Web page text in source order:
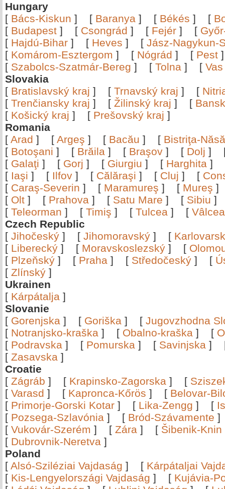
Hungary
[ Bács-Kiskun ] [ Baranya ] [ Békés ] [
[ Budapest ] [ Csongrád ] [ Fejér ] [
[ Hajdú-Bihar ] [ Heves ] [ Jász-Nagykun-
[ Komárom-Esztergom ] [ Nógrád ] [ Pest
[ Szabolcs-Szatmár-Bereg ] [ Tolna ] [ Vas
Slovakia
[ Bratislavský kraj ] [ Trnavský kraj ] [
[ Trenčiansky kraj ] [ Žilinský kraj ] [
[ Košický kraj ] [ Prešovský kraj ]
Romania
[ Arad ] [ Argeş ] [ Bacău ] [ Bistriţa-
[ Botoşani ] [ Brăila ] [ Braşov ] [ Dolj ]
[ Galaţi ] [ Gorj ] [ Giurgiu ] [ Harghita ]
[ Iaşi ] [ Ilfov ] [ Călăraşi ] [ Cluj ] [
[ Caraş-Severin ] [ Maramureş ] [ Mureş
[ Olt ] [ Prahova ] [ Satu Mare ] [ Sibiu
[ Teleorman ] [ Timiş ] [ Tulcea ] [
Czech Republic
[ Jihočeský ] [ Jihomoravský ] [
[ Liberecký ] [ Moravskoslezský ] [
[ Plzeňský ] [ Praha ] [ Středočeský ] [
[ Zlínský ]
Ukrainen
[ Kárpátalja ]
Slovanie
[ Gorenjska ] [ Goriška ] [ Jugovzhodna
[ Notranjsko-kraška ] [ Obalno-kraška ] [
[ Podravska ] [ Pomurska ] [ Savinjska ]
[ Zasavska ]
Croatie
[ Zágráb ] [ Krapinsko-Zagorska ] [
[ Varasd ] [ Kapronca-Kőrös ] [ Belovar-
[ Primorje-Gorski Kotar ] [ Lika-Zengg ] [
[ Pozsega-Szlavónia ] [ Bród-Szávamente
[ Vukovár-Szerém ] [ Zára ] [ Šibenik-Knin
[ Dubrovnik-Neretva ]
Poland
[ Alsó-Sziléziai Vajdaság ] [ Kárpátaljai
[ Kis-Lengyelországi Vajdaság ] [ Kujávia-